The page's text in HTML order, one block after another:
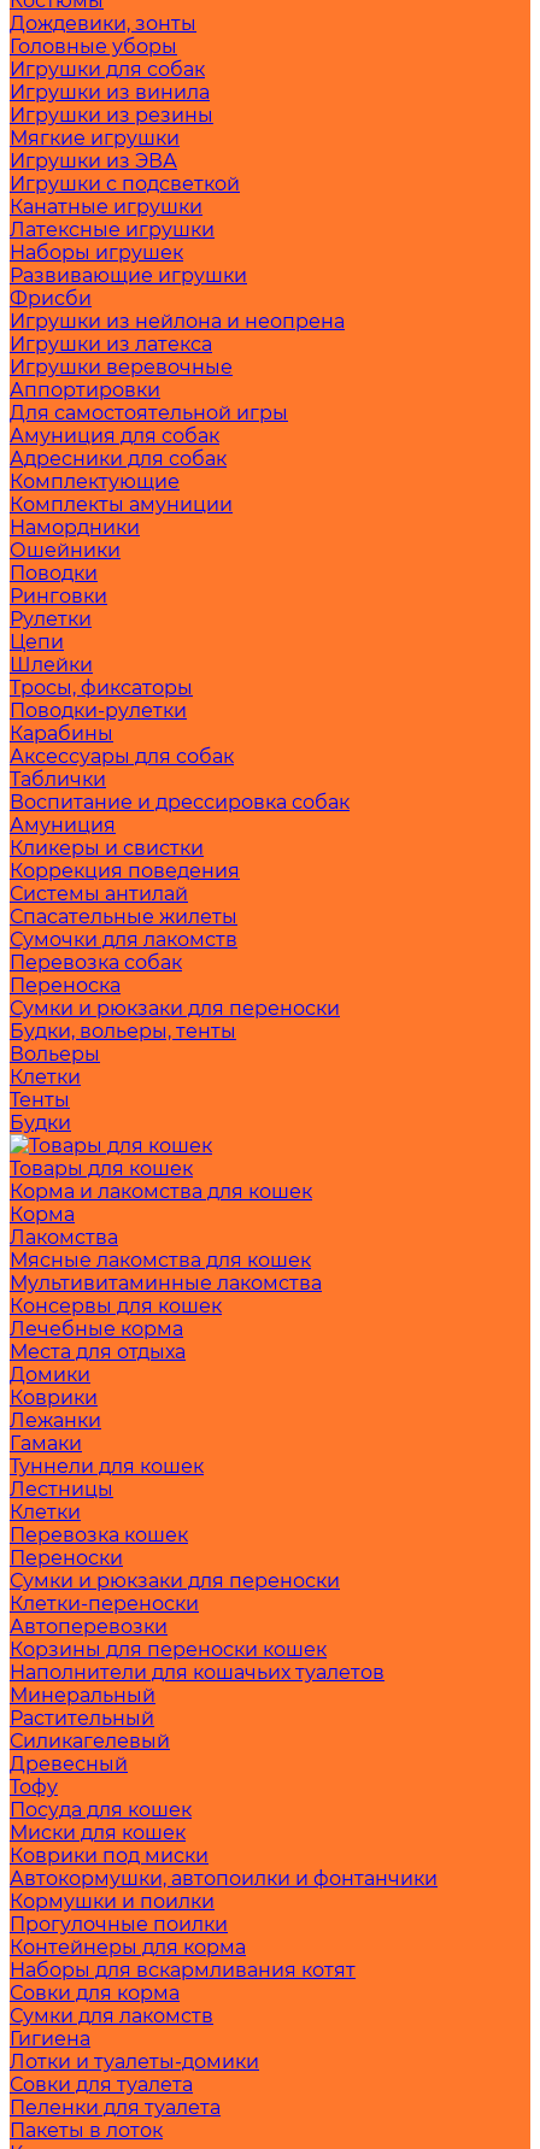
Дождевики, зонты
Головные уборы
Игрушки для собак
Игрушки из винила
Игрушки из резины
Мягкие игрушки
Игрушки из ЭВА
Игрушки с подсветкой
Канатные игрушки
Латексные игрушки
Наборы игрушек
Развивающие игрушки
Фрисби
Игрушки из нейлона и неопрена
Игрушки из латекса
Игрушки веревочные
Аппортировки
Для самостоятельной игры
Амуниция для собак
Адресники для собак
Комплектующие
Комплекты амуниции
Намордники
Ошейники
Поводки
Ринговки
Рулетки
Цепи
Шлейки
Тросы, фиксаторы
Поводки-рулетки
Карабины
Аксессуары для собак
Таблички
Воспитание и дрессировка собак
Амуниция
Кликеры и свистки
Коррекция поведения
Системы антилай
Спасательные жилеты
Сумочки для лакомств
Перевозка собак
Переноска
Сумки и рюкзаки для переноски
Будки, вольеры, тенты
Вольеры
Клетки
Тенты
Будки
Товары для кошек
Корма и лакомства для кошек
Корма
Лакомства
Мясные лакомства для кошек
Мультивитаминные лакомства
Консервы для кошек
Лечебные корма
Места для отдыха
Домики
Коврики
Лежанки
Гамаки
Туннели для кошек
Лестницы
Клетки
Перевозка кошек
Переноски
Сумки и рюкзаки для переноски
Клетки-переноски
Автоперевозки
Корзины для переноски кошек
Наполнители для кошачьих туалетов
Минеральный
Растительный
Силикагелевый
Древесный
Тофу
Посуда для кошек
Миски для кошек
Коврики под миски
Автокормушки, автопоилки и фонтанчики
Кормушки и поилки
Прогулочные поилки
Контейнеры для корма
Наборы для вскармливания котят
Совки для корма
Сумки для лакомств
Гигиена
Лотки и туалеты-домики
Совки для туалета
Пеленки для туалета
Пакеты в лоток